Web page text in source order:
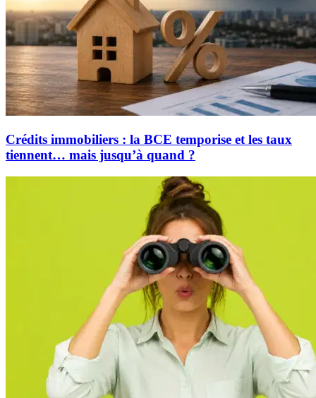
Crédits immobiliers : la BCE temporise et les taux
tiennent… mais jusqu’à quand ?